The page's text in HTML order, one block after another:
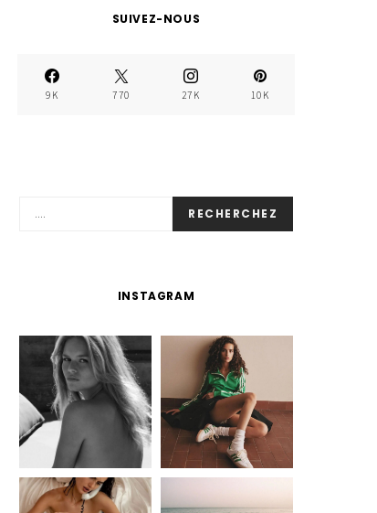
SUIVEZ-NOUS
9K 770 27K 10K
RECHERCHEZ
INSTAGRAM